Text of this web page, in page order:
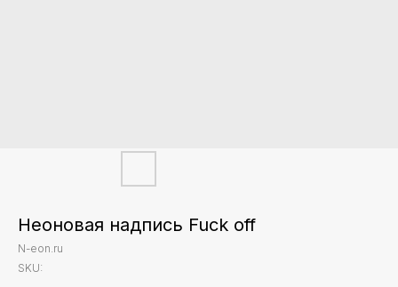
Неоновая надпись Fuck off
N-eon.ru
SKU: